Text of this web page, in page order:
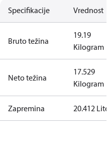
Specifikacije Vrednost
Bruto težina
19.19
Kilogram
Neto težina
17.529
Kilogram
Zapremina 20.412 Liter